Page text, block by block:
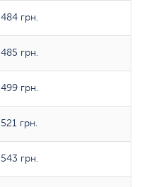
484 грн.
485 грн.
499 грн.
521 грн.
543 грн.